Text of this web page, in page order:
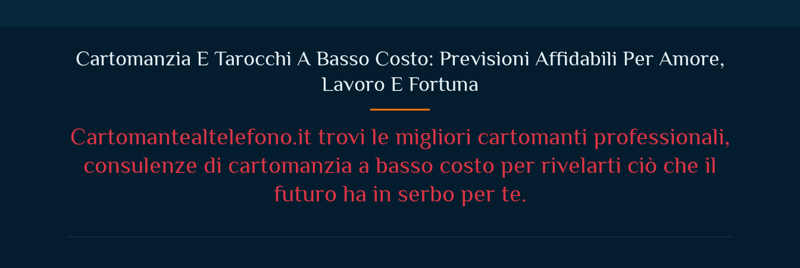
Cartomanzia E Tarocchi A Basso Costo: Previsioni Affidabili Per Amore,
Lavoro E Fortuna
Cartomantealtelefono.it trovi le migliori cartomanti professionali,
consulenze di cartomanzia a basso costo per rivelarti ciò che il
futuro ha in serbo per te.